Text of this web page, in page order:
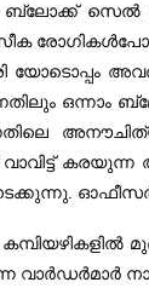
ബ്ലോക്ക്‌ സെല്‍
യോടൊപ്പം
ഒന്നാം